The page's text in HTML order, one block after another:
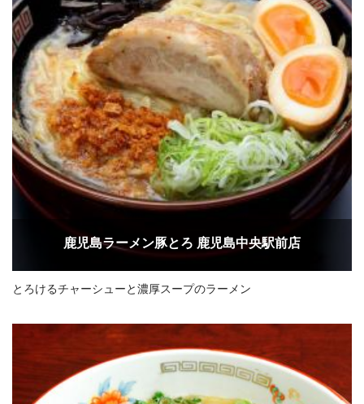
鹿児島ラーメン豚とろ 鹿児島中央駅前店
とろけるチャーシューと濃厚スープのラーメン